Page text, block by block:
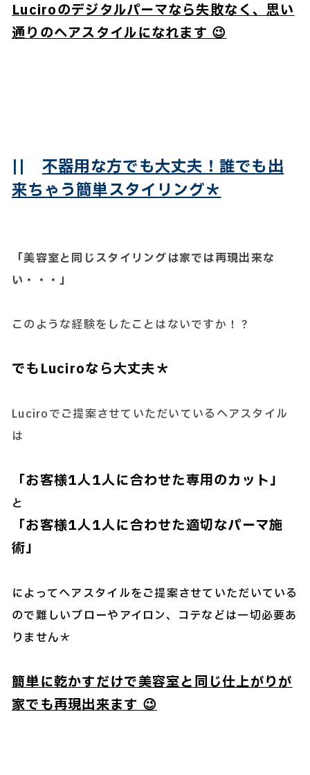
Luciroのデジタルパーマなら失敗なく、思い
通りのヘアスタイルになれます 😉
||不器用な方でも大丈夫！誰でも出
来ちゃう簡単スタイリング＊
「美容室と同じスタイリングは家では再現出来な
い・・・」
このような経験をしたことはないですか！？
でもLuciroなら大丈夫＊
Luciroでご提案させていただいているヘアスタイル
は
「お客様1人1人に合わせた専用のカット」
と
「お客様1人1人に合わせた適切なパーマ施
術」
によってヘアスタイルをご提案させていただいている
ので難しいブローやアイロン、コテなどは一切必要あ
りません＊
簡単に乾かすだけで美容室と同じ仕上がりが
家でも再現出来ます 😉